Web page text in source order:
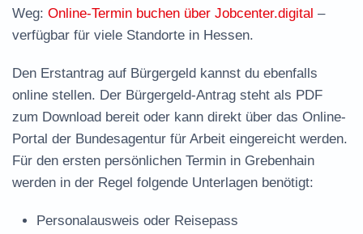
Weg: Online-Termin buchen über Jobcenter.digital –
verfügbar für viele Standorte in Hessen.
Den Erstantrag auf Bürgergeld kannst du ebenfalls
online stellen. Der Bürgergeld-Antrag steht als PDF
zum Download bereit oder kann direkt über das Online-
Portal der Bundesagentur für Arbeit eingereicht werden.
Für den ersten persönlichen Termin in Grebenhain
werden in der Regel folgende Unterlagen benötigt:
Personalausweis oder Reisepass